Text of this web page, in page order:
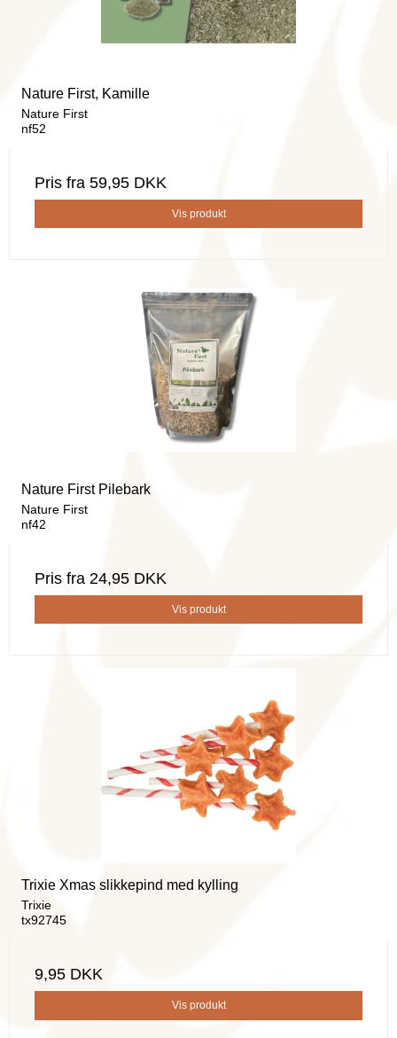
Nature First, Kamille
Nature First
nf52
Pris fra 59,95 DKK
Vis produkt
Nature First Pilebark
Nature First
nf42
Pris fra 24,95 DKK
Vis produkt
Trixie Xmas slikkepind med kylling
Trixie
tx92745
9,95 DKK
Vis produkt